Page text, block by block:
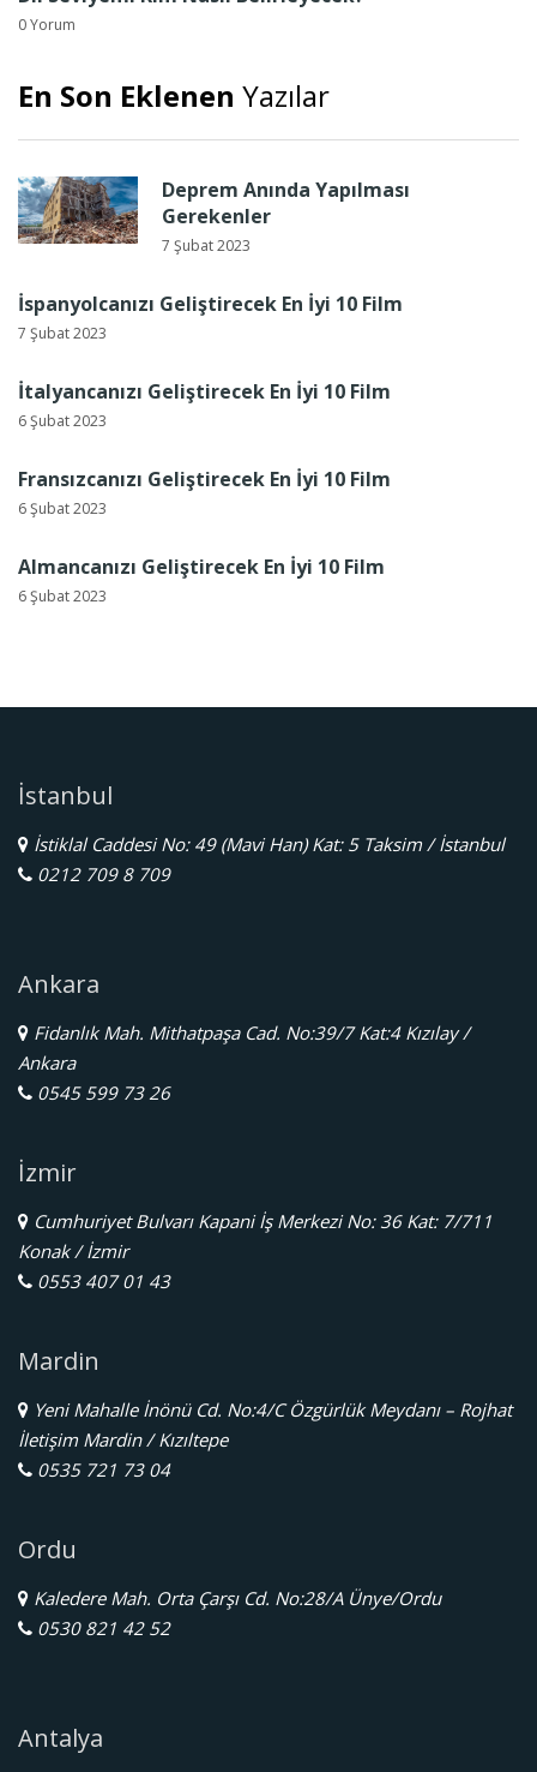
0 Yorum
En Son Eklenen Yazılar
Deprem Anında Yapılması
Gerekenler
7 Şubat 2023
İspanyolcanızı Geliştirecek En İyi 10 Film
7 Şubat 2023
İtalyancanızı Geliştirecek En İyi 10 Film
6 Şubat 2023
Fransızcanızı Geliştirecek En İyi 10 Film
6 Şubat 2023
Almancanızı Geliştirecek En İyi 10 Film
6 Şubat 2023
İstanbul
İstiklal Caddesi No: 49 (Mavi Han) Kat: 5 Taksim / İstanbul
0212 709 8 709
Ankara
Fidanlık Mah. Mithatpaşa Cad. No:39/7 Kat:4 Kızılay /
Ankara
0545 599 73 26
İzmir
Cumhuriyet Bulvarı Kapani İş Merkezi No: 36 Kat: 7/711
Konak / İzmir
0553 407 01 43
Mardin
Yeni Mahalle İnönü Cd. No:4/C Özgürlük Meydanı – Rojhat
İletişim Mardin / Kızıltepe
0535 721 73 04
Ordu
Kaledere Mah. Orta Çarşı Cd. No:28/A Ünye/Ordu
0530 821 42 52
Antalya